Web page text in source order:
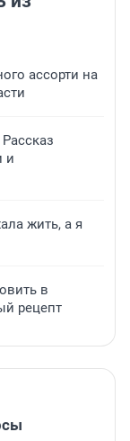
ассорти на
и
жить, а я
в
рецепт